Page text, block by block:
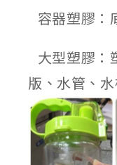
容器塑膠：
大型塑膠：
版、水管、